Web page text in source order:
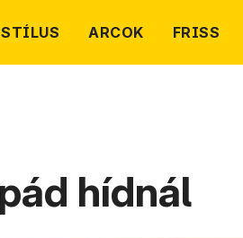
STÍLUS ARCOK FRISS
hídnál